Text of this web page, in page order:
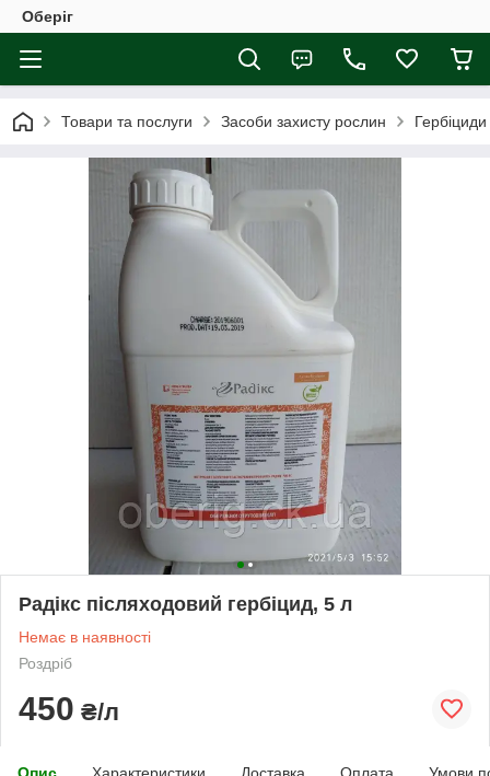
Оберіг
Товари та послуги Засоби захисту рослин Гербіциди
Радікс післяходовий гербіцид, 5 л
Немає в наявності
Роздріб
450 ₴/л
Опис Характеристики Доставка Оплата Умови